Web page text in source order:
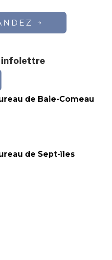
infolettre
de Baie-Comeau
de Sept-îles